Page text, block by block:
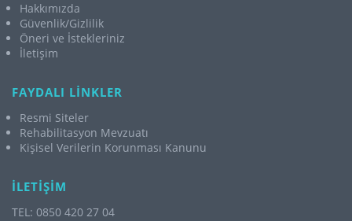
Hakkımızda
Güvenlik/Gizlilik
Öneri ve İstekleriniz
İletişim
FAYDALI LİNKLER
Resmi Siteler
Rehabilitasyon Mevzuatı
Kişisel Verilerin Korunması Kanunu
İLETİŞİM
TEL: 0850 420 27 04